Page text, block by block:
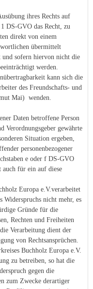
ihres Rechts auf
DS-GVO das Recht, zu
direkt von einem
übermittelt
und sofern hiervon nicht die
werden.
kann sich die
des Freundschafts- und
Mai) wenden.
Daten betroffene Person
Verordnungsgeber gewährte
Situation ergeben,
personenbezogener
e oder f DS-GVO
für ein auf diese
Europa e.V.verarbeitet
Widerspruchs nicht mehr, es
Gründe für die
Rechten und Freiheiten
Verarbeitung dient der
von Rechtsansprüchen.
Buchholz Europa e.V.
zu betreiben, so hat die
gegen die
zum Zwecke derartiger